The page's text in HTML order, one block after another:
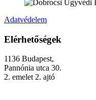
Adatvédelem
Elérhetőségek
1136 Budapest,
Pannónia utca 30.
2. emelet 2. ajtó